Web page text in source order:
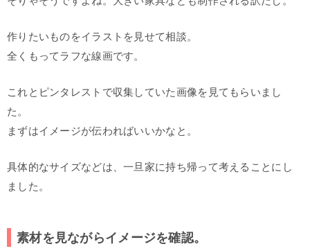
作りたいものをイラストを見せて相談。
全くもってラフな線画です。
これとピンタレストで収集していた画像を見てもらいまし
た。
まずはイメージが伝わればいいかなと。
具体的なサイズなどは、一旦家に持ち帰って考えることにし
ました。
素材を見ながらイメージを確認。